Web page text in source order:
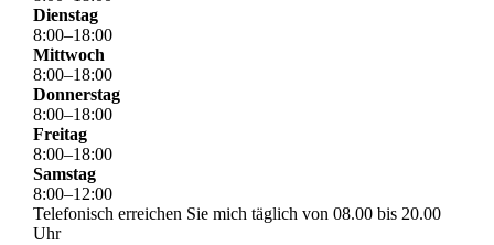
Dienstag
8:00–18:00
Mittwoch
8:00–18:00
Donnerstag
8:00–18:00
Freitag
8:00–18:00
Samstag
8:00–12:00
Telefonisch erreichen Sie mich täglich von 08.00 bis 20.00
Uhr